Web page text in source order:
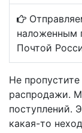
наложенным
Почтой
Не
распродажи.
поступлений.
какая-то